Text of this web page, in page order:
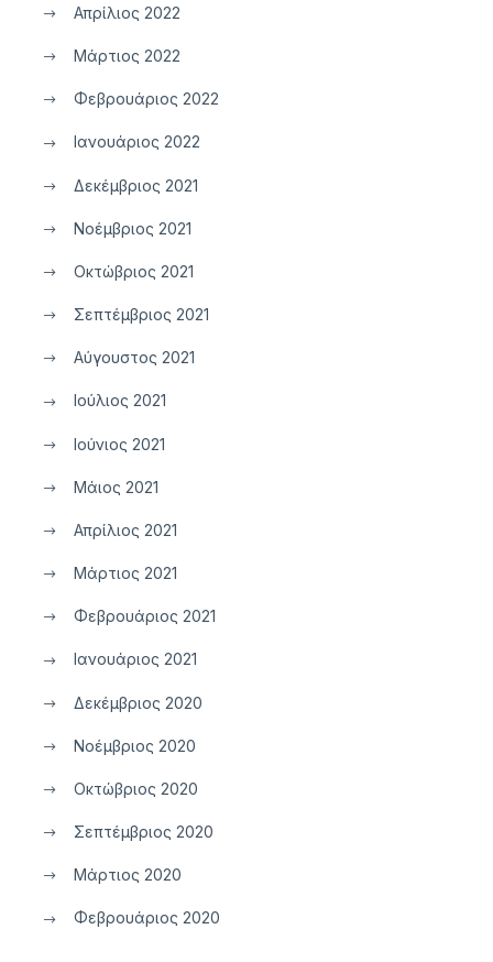
Απρίλιος 2022
Μάρτιος 2022
Φεβρουάριος 2022
Ιανουάριος 2022
Δεκέμβριος 2021
Νοέμβριος 2021
Οκτώβριος 2021
Σεπτέμβριος 2021
Αύγουστος 2021
Ιούλιος 2021
Ιούνιος 2021
Μάιος 2021
Απρίλιος 2021
Μάρτιος 2021
Φεβρουάριος 2021
Ιανουάριος 2021
Δεκέμβριος 2020
Νοέμβριος 2020
Οκτώβριος 2020
Σεπτέμβριος 2020
Μάρτιος 2020
Φεβρουάριος 2020